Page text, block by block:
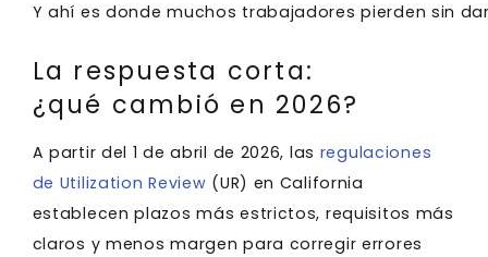
Y ahí es donde muchos trabajadores pierden sin
La respuesta corta:
¿qué cambió en 2026?
A partir del 1 de abril de 2026, las regulaciones
de Utilization Review (UR) en California
establecen plazos más estrictos, requisitos más
claros y menos margen para corregir errores